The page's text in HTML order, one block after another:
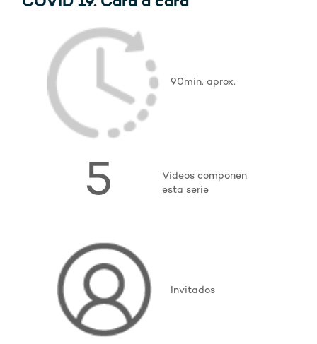
90min. aprox.
5
Vídeos componen
esta serie
Invitados